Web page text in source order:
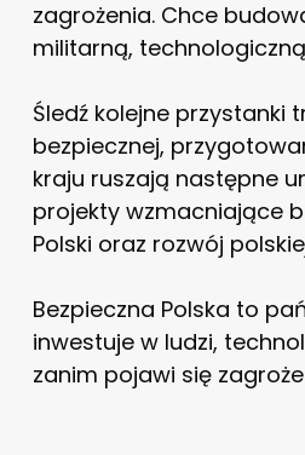
zagrożenia. Chce
militarną,
Śledź kolejne przystanki
bezpiecznej,
kraju ruszają następne
projekty wzmacniające
Polski oraz rozwój
Bezpieczna Polska to
inwestuje w ludzi,
zanim pojawi się